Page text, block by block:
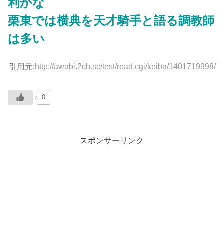
栗東では横典を天才騎手と語る調教師
は多い
引用元:http://awabi.2ch.sc/test/read.cgi/keiba/1401719998/
0
スポンサーリンク